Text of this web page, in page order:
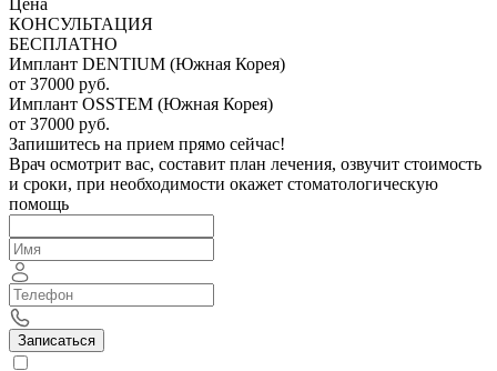
КОНСУЛЬТАЦИЯ
БЕСПЛАТНО
Имплант DENTIUM (Южная Корея)
от 37000 руб.
Имплант OSSTEM (Южная Корея)
от 37000 руб.
Запишитесь на прием прямо сейчас!
Врач осмотрит вас, составит план лечения, озвучит стоимость
и сроки, при необходимости окажет стоматологическую
помощь
Записаться